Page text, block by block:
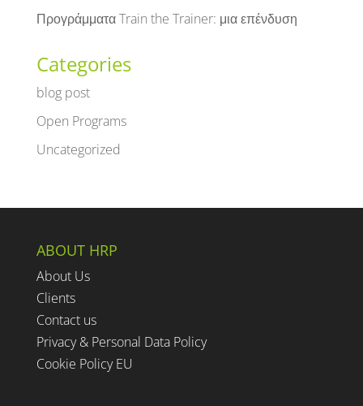
Προγράμματα Train the Trainer: μια επένδυση
Categories
blog post
Open Programs
Uncategorized
ABOUT HRP
About Us
Clients
Contact us
Privacy & Personal Data Policy
Cookie Policy EU